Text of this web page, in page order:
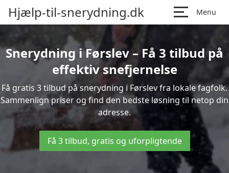
Hjælp-til-snerydning.dk Menu
Snerydning i Førslev – Få 3 tilbud på
effektiv snefjernelse
Få gratis 3 tilbud på snerydning i Førslev fra lokale fagfolk.
Sammenlign priser og find den bedste løsning til netop din
adresse.
Få 3 tilbud, gratis og uforpligtende